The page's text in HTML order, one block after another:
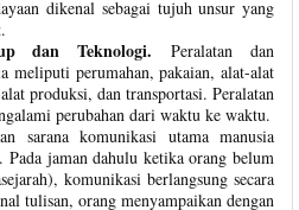
dikenal sebagai tujuh unsur yang
dan Teknologi.Peralatan dan
meliputi perumahan, pakaian, alat-alat
produksi, dan transportasi. Peralatan
perubahan dari waktu ke waktu.
sarana komunikasi utama manusia
Pada jaman dahulu ketika orang belum
komunikasi berlangsung secara
tulisan, orang menyampaikan dengan